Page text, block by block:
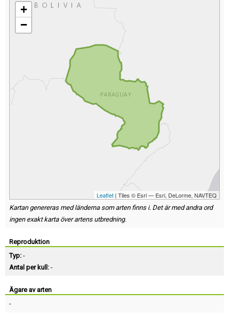
+
−
Leaflet | Tiles © Esri — Esri, DeLorme, NAVTEQ
Kartan genereras med länderna som arten finns i. Det är med andra ord
ingen exakt karta över artens utbredning.
Reproduktion
Typ: -
Antal per kull: -
Ägare av arten
-